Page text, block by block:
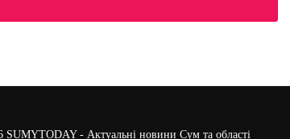
SUMYTODAY- Актуальні новини Сум та області